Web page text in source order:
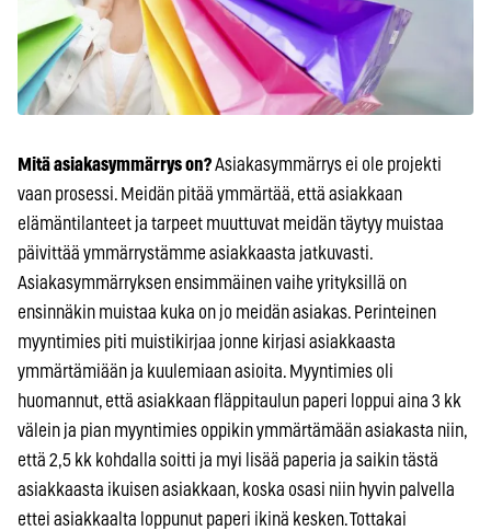
Mitä asiakasymmärrys on?Asiakasymmärrys ei ole projekti
vaan prosessi. Meidän pitää ymmärtää, että asiakkaan
elämäntilanteet ja tarpeet muuttuvat meidän täytyy muistaa
päivittää ymmärrystämme asiakkaasta jatkuvasti.
Asiakasymmärryksen ensimmäinen vaihe yrityksillä on
ensinnäkin muistaa kuka on jo meidän asiakas. Perinteinen
myyntimies piti muistikirjaa jonne kirjasi asiakkaasta
ymmärtämiään ja kuulemiaan asioita. Myyntimies oli
huomannut, että asiakkaan fläppitaulun paperi loppui aina 3 kk
välein ja pian myyntimies oppikin ymmärtämään asiakasta niin,
että 2,5 kk kohdalla soitti ja myi lisää paperia ja saikin tästä
asiakkaasta ikuisen asiakkaan, koska osasi niin hyvin palvella
ettei asiakkaalta loppunut paperi ikinä kesken. Tottakai